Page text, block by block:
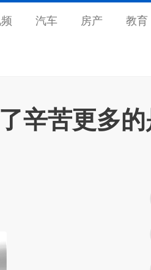
汽车 房产 教育
辛苦更多的